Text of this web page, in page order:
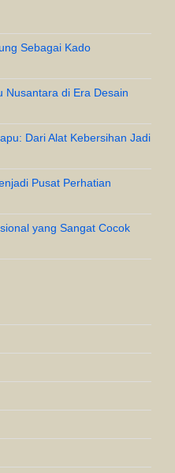
Sebagai Kado
Nusantara di Era Desain
Dari Alat Kebersihan Jadi
Pusat Perhatian
yang Sangat Cocok